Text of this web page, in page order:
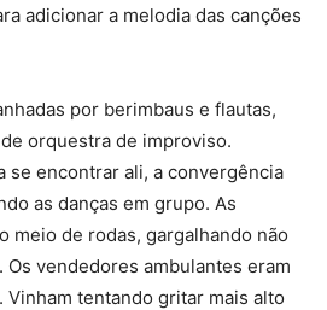
adicionar a melodia das canções
por berimbaus e flautas,
orquestra de improviso.
se encontrar ali, a convergência
as danças em grupo. As
meio de rodas, gargalhando não
Os vendedores ambulantes eram
tentando gritar mais alto